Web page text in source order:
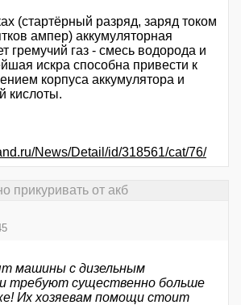
(стартёрный разряд, заряд током
ампер) аккумуляторная
гремучий газ - смесь водорода и
искра способна привести к
корпуса аккумулятора и
кислоты.
News/Detail/id/318561/cat/76/
прикуривать от акб
машины с дизельным
требуют существенно больше
Их хозяевам помощи стоит